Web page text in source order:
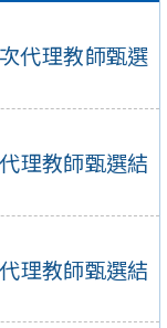
代理教師甄選
理教師甄選結
理教師甄選結